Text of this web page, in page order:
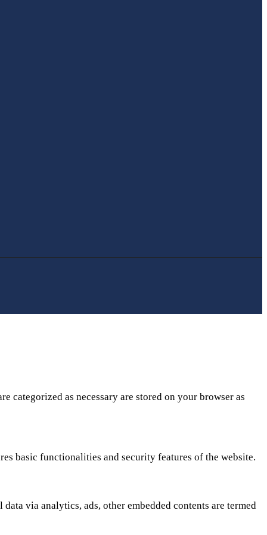
categorized as necessary are stored on your browser as
basic functionalities and security features of the website.
via analytics, ads, other embedded contents are termed